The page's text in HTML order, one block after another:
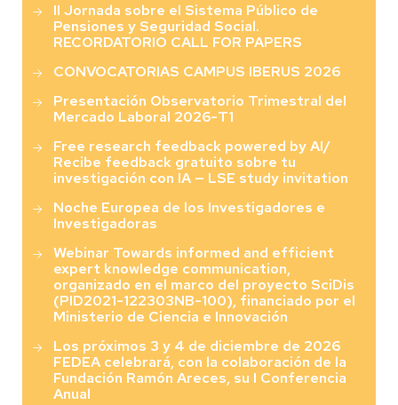
II Jornada sobre el Sistema Público de
Pensiones y Seguridad Social.
RECORDATORIO CALL FOR PAPERS
CONVOCATORIAS CAMPUS IBERUS 2026
Presentación Observatorio Trimestral del
Mercado Laboral 2026-T1
Free research feedback powered by AI/
Recibe feedback gratuito sobre tu
investigación con IA — LSE study invitation
Noche Europea de los Investigadores e
Investigadoras
Webinar Towards informed and efficient
expert knowledge communication,
organizado en el marco del proyecto SciDis
(PID2021-122303NB-100), financiado por el
Ministerio de Ciencia e Innovación
Los próximos 3 y 4 de diciembre de 2026
FEDEA celebrará, con la colaboración de la
Fundación Ramón Areces, su I Conferencia
Anual